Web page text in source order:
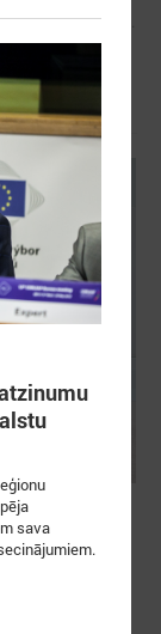
sākās 13.
pulcē vairāk
Pasaules
sava